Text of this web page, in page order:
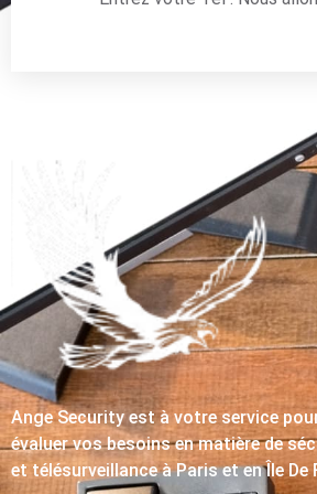
Ange Security est à votre service
évaluer vos besoins en matière de
et télésurveillance à Paris et en Île De